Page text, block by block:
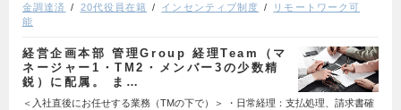
金調達済
20代役員在籍 インセンティブ制度
リモートワーク可
能
経営企画本部 管理Group 経理Team（マ
ネージャー1・TM2・メンバー3の少数精
鋭）に配属。 ま…
＜入社直後にお任せする業務（TMの下で）＞ ・日常経理：支払処理、請求書確